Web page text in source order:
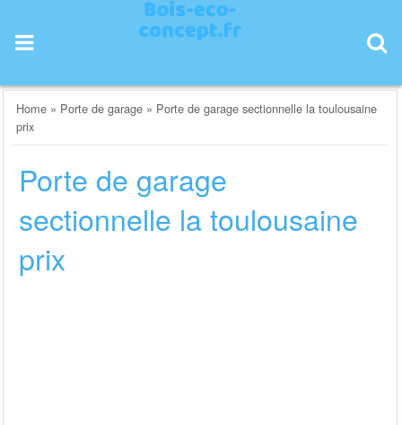
content
Home » Porte de garage » Porte de garage sectionnelle la toulousaine
prix
Porte de garage
sectionnelle la toulousaine
prix